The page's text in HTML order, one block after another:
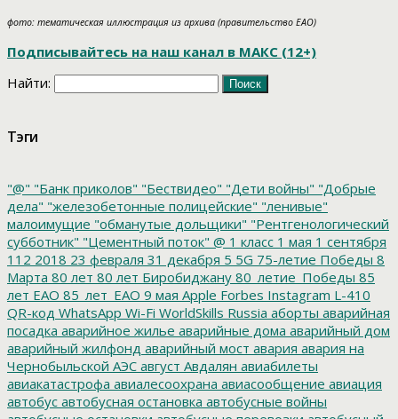
фото: тематическая иллюстрация из архива (правительство ЕАО)
Подписывайтесь на наш канал в МАКС (12+)
Найти:
Тэги
"@" "Банк приколов" "Бествидео" "Дети войны" "Добрые
дела" "железобетонные полицейские" "ленивые"
малоимущие "обманутые дольщики" "Рентгенологический
субботник" "Цементный поток" @ 1 класс 1 мая 1 сентября
112 2018 23 февраля 31 декабря 5 5G 75-летие Победы 8
Марта 80 лет 80 лет Биробиджану 80_летие_Победы 85
лет ЕАО 85_лет_ЕАО 9 мая Apple Forbes Instagram L-410
QR-код WhatsApp Wi-Fi WorldSkills Russia аборты аварийная
посадка аварийное жилье аварийные дома аварийный дом
аварийный жилфонд аварийный мост авария авария на
Чернобыльской АЭС август Авдалян авиабилеты
авиакатастрофа авиалесоохрана авиасообщение авиация
автобус автобусная остановка автобусные войны